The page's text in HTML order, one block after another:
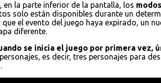
en la parte inferior de la pantalla, los
solo están disponibles durante un
que el evento del juego haya expirado, un
diferente.
se inicia el juego por primera vez,
es decir, tres personajes para